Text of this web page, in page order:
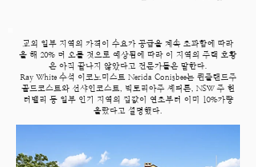
교외 일부 지역의 가격이 수요가 공급을 계속 초과함에 따라
올 해 20% 더 오를 것으로 예상됨에 따라 이 지역의 주택 호황
은 아직 끝나지 않았다고 전문가들은 말한다.
Ray White 수석 이코노미스트 Nerida Conisbee는 퀸즐랜드주
골드코스트와 선샤인코스트, 빅토리아주 셰퍼튼, NSW 주 헌
터밸리 등 일부 인기 지역의 집값이 연초부터 이미 10%가량
올랐다고 설명했다.